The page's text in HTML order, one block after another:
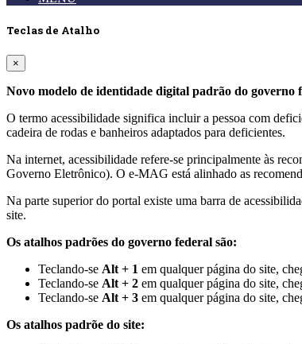
Teclas de Atalho
×
Novo modelo de identidade digital padrão do governo
O termo acessibilidade significa incluir a pessoa com
cadeira de rodas e banheiros adaptados para deficientes.
Na internet, acessibilidade refere-se principalmente às
Governo Eletrônico). O e-MAG está alinhado as
Na parte superior do portal existe uma barra de
site.
Os atalhos padrões do governo federal são:
Teclando-se Alt + 1 em qualquer página do site,
Teclando-se Alt + 2 em qualquer página do site,
Teclando-se Alt + 3 em qualquer página do site,
Os atalhos padrõe do site: